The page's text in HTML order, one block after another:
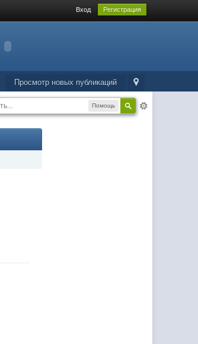
Вход Регистрация
Просмотр новых публикаций
Помощь